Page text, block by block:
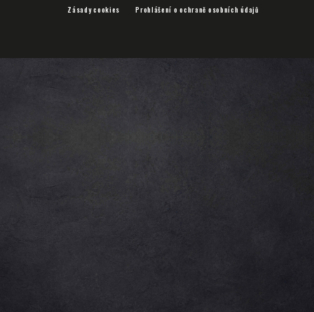
Zásady cookies Prohlášení o ochraně osobních údajů